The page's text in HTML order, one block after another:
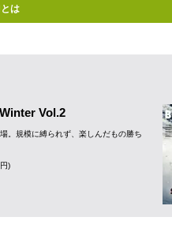
は
Vol.2
。規模に縛られず、楽しんだもの勝ち
)